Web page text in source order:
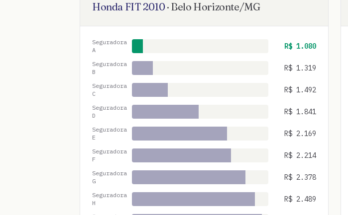
Honda FIT 2010· Belo Horizonte/MG
Seguradora
A
R$ 1.080
Seguradora
B
R$ 1.319
Seguradora
C
R$ 1.492
Seguradora
D
R$ 1.841
Seguradora
E
R$ 2.169
Seguradora
F
R$ 2.214
Seguradora
G
R$ 2.378
Seguradora
H
R$ 2.489